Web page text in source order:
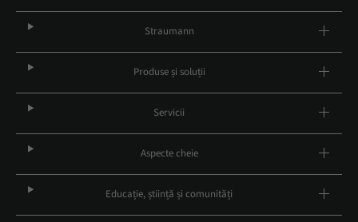
Straumann
Produse și soluții
Servicii
Aspecte cheie
Educație, știință și comunități